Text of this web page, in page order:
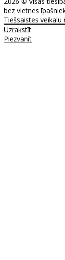
bez vietnes
Tiešsaistes veikalu
Uzrakstīt
Piezvanīt